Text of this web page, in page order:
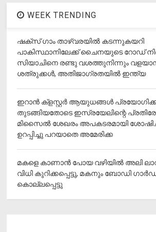
WEEK TRENDING
ഷക്സ് ​ഗാം താഴ്‌വരയിൽ കടന്നുകയറി
പാകിസ്ഥാനിലേക്ക് ചൈനയുടെ റോഡ്
സിയാചിനെ രണ്ടു വശത്തുനിന്നും
ശത്രുക്കൾ, അതിജാ​ഗ്രതയിൽ ഇന്ത്യ
ഇറാന്‍ ക്‌ളസ്റ്റര്‍ ആയുധങ്ങള്‍
തുടങ്ങിയതോടെ ഇസ്രയേലിന്റെ
മിസൈല്‍ ശേഖരം അപകടരമായി
ഉറപ്പിച്ചു പറയാതെ അമേരിക്ക
മകളെ കാണാന്‍ പോയ വഴിയില്‍ അലി
വിധി കുറിക്കപ്പെട്ടു, മകനും ബോഡി
കൊല്ലപ്പെട്ടു